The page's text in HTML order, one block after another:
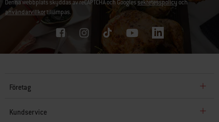
Denna webbplats skyddas av reCAPTCHA och Googlessekretesspolicy och
användarvillkortillämpas.
Företag
Kundservice